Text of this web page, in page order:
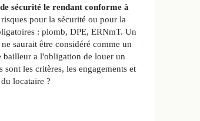
sécurité le rendant conforme à
pour la sécurité ou pour la
: plomb, DPE, ERNmT. Un
saurait être considéré comme un
a l'obligation de louer un
les critères, les engagements et
locataire ?